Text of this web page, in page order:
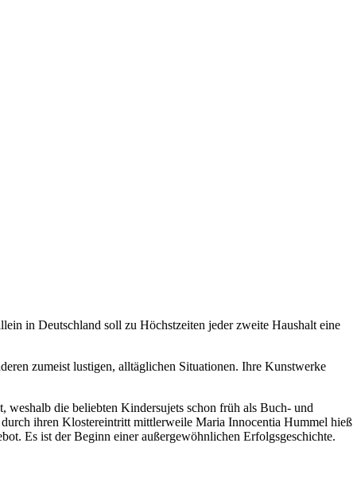
in Deutschland soll zu Höchstzeiten jeder zweite Haushalt eine
zumeist lustigen, alltäglichen Situationen. Ihre Kunstwerke
die beliebten Kindersujets schon früh als Buch- und
ihren Klostereintritt mittlerweile Maria Innocentia Hummel hieß
Es ist der Beginn einer außergewöhnlichen Erfolgsgeschichte.